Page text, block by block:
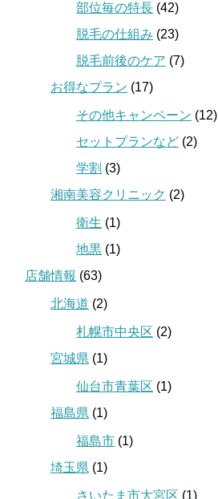
部位毎の特長 (42)
脱毛の仕組み (23)
脱毛前後のケア (7)
お得なプラン (17)
その他キャンペーン (12)
セットプランなど (2)
学割 (3)
湘南美容クリニック (2)
衛生 (1)
地黒 (1)
店舗情報 (63)
北海道 (2)
札幌市中央区 (2)
宮城県 (1)
仙台市青葉区 (1)
福島県 (1)
福島市 (1)
埼玉県 (1)
さいたま市大宮区 (1)